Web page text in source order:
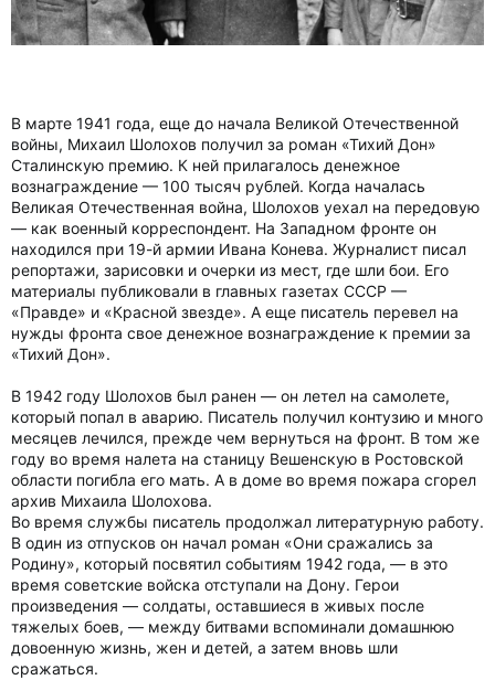
В марте 1941 года, еще до начала Великой Отечественной
войны, Михаил Шолохов получил за роман «Тихий Дон»
Сталинскую премию. К ней прилагалось денежное
вознаграждение — 100 тысяч рублей. Когда началась
Великая Отечественная война, Шолохов уехал на передовую
— как военный корреспондент. На Западном фронте он
находился при 19-й армии Ивана Конева. Журналист писал
репортажи, зарисовки и очерки из мест, где шли бои. Его
материалы публиковали в главных газетах СССР —
«Правде» и «Красной звезде». А еще писатель перевел на
нужды фронта свое денежное вознаграждение к премии за
«Тихий Дон».
В 1942 году Шолохов был ранен — он летел на самолете,
который попал в аварию. Писатель получил контузию и много
месяцев лечился, прежде чем вернуться на фронт. В том же
году во время налета на станицу Вешенскую в Ростовской
области погибла его мать. А в доме во время пожара сгорел
архив Михаила Шолохова.
Во время службы писатель продолжал литературную работу.
В один из отпусков он начал роман «Они сражались за
Родину», который посвятил событиям 1942 года, — в это
время советские войска отступали на Дону. Герои
произведения — солдаты, оставшиеся в живых после
тяжелых боев, — между битвами вспоминали домашнюю
довоенную жизнь, жен и детей, а затем вновь шли
сражаться.